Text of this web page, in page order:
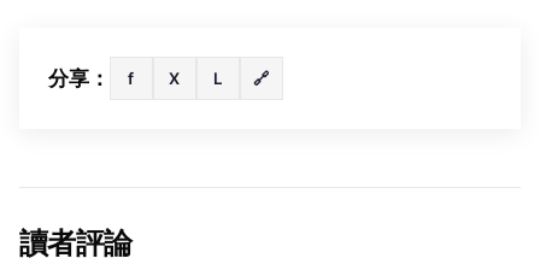
分享： f X L 🔗
讀者評論